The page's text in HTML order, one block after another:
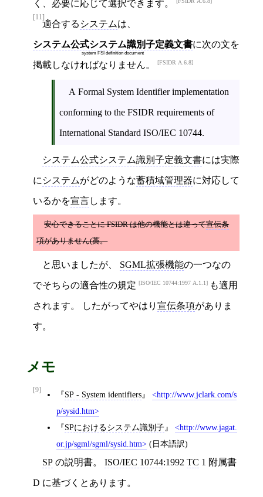
く、必要に応じて選択できます。
[11]
適合する システムは、
システム公式システム識別子定義文書
system FSI definition document
に次の文を
掲載しなければなりません。 FSIDR A.6.8
A Formal System Identifier implementation
conforming to the FSIDR requirements of
International Standard ISO/IEC 10744.
システム公式システム識別子定義文書には実際
に システムがどのような蓄積域管理器に対応して
いるかを宣言します。
安心できることに FSIDR は他の機能とは違って宣伝条
項がありません(藁。
と思いましたが、 SGML拡張機能の一つなの
でそちらの適合性の規定 ISO/IEC 10744:1997 A.1.1 も適用
されます。 したがってやはり 宣伝条項がありま
す。
メモ
[9] SP - System identifiers
http://www.jclark.com/s
p/sysid.htm
SPにおけるシステム識別子
http://www.jagat.
or.jp/sgml/sgml/sysid.htm
(日本語訳)
SP の説明書。 ISO/IEC 10744:1992 TC 1 附属書
D に基づくとあります。